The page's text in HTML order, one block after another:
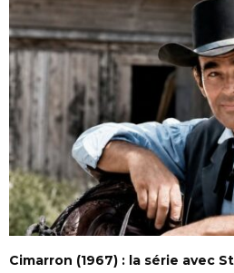
Cimarron (1967) : la série avec